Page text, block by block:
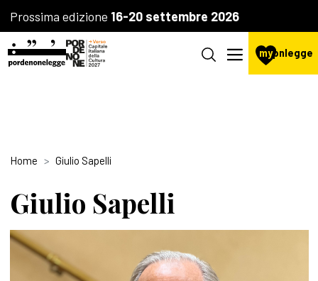
Prossima edizione 16-20 settembre 2026
mypnlegge
Home Giulio Sapelli
Giulio Sapelli